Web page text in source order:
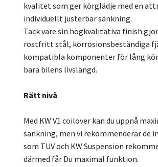
kvalitet som ger körglädje med en
individuellt justerbar sänkning.
Tack vare sin högkvalitativa finish
rostfritt stål, korrosionsbeständiga
kompatibla komponenter för lång
bara bilens livslängd.
Rätt nivå
Med KW V1 coilover kan du uppnå
sänkning, men vi rekommenderar de
som TUV och KW Suspension
därmed får Du maximal funktion.